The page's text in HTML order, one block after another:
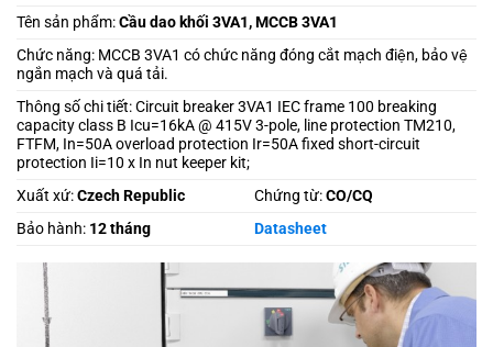
Tên sản phẩm:Cầu dao khối 3VA1, MCCB 3VA1
Chức năng: MCCB 3VA1 có chức năng đóng cắt mạch điện, bảo vệ
ngắn mạch và quá tải.
Thông số chi tiết: Circuit breaker 3VA1 IEC frame 100 breaking
capacity class B Icu=16kA @ 415V 3-pole, line protection TM210,
FTFM, In=50A overload protection Ir=50A fixed short-circuit
protection Ii=10 x In nut keeper kit;
Xuất xứ:Czech Republic Chứng từ:CO/CQ
Bảo hành: 12 tháng Datasheet